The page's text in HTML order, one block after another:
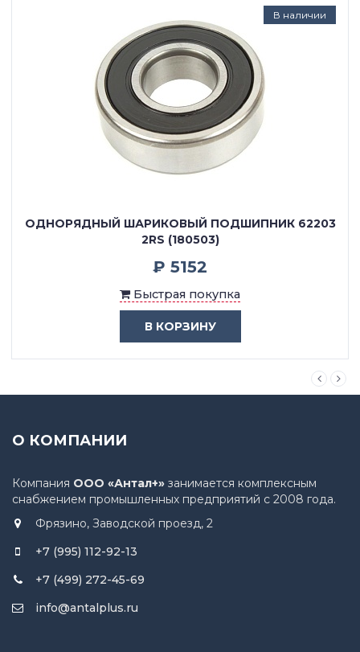
В наличии
ОДНОРЯДНЫЙ ШАРИКОВЫЙ ПОДШИПНИК 62203
2RS (180503)
₽ 5152
Быстрая покупка
В КОРЗИНУ
О КОМПАНИИ
Компания ООО «Антал+» занимается комплексным
снабжением промышленных предприятий с 2008 года.
Фрязино, Заводской проезд, 2
+7 (995) 112-92-13
+7 (499) 272-45-69
info@antalplus.ru